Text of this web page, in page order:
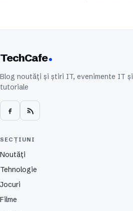
TechCafe
Blog noutăți și știri IT, evenimente IT și
tutoriale
SECȚIUNI
Noutăți
Tehnologie
Jocuri
Filme